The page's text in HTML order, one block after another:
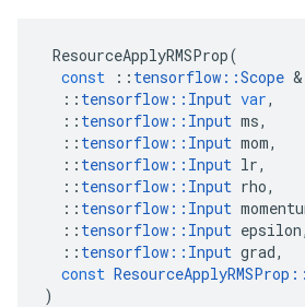
ResourceApplyRMSProp(
const
:: tensorflow ::Scope &
:: tensorflow :: Input var,
:: tensorflow :: Input ms,
:: tensorflow :: Input mom,
:: tensorflow :: Input lr,
:: tensorflow :: Input rho,
:: tensorflow :: Input
:: tensorflow :: Input epsilon,
:: tensorflow :: Input grad,
const ResourceApplyRMSProp ::
)